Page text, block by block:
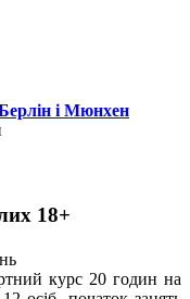
Берлін і Мюнхен
18+
курс 20 годин на